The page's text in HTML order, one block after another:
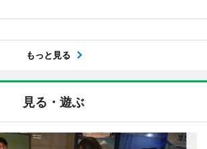
もっと見る
見る・遊ぶ